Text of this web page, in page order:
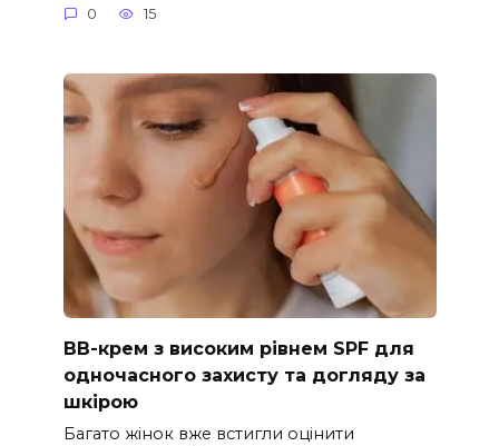
0 15
ВВ-крем з високим рівнем SPF для
одночасного захисту та догляду за
шкірою
Багато жінок вже встигли оцінити